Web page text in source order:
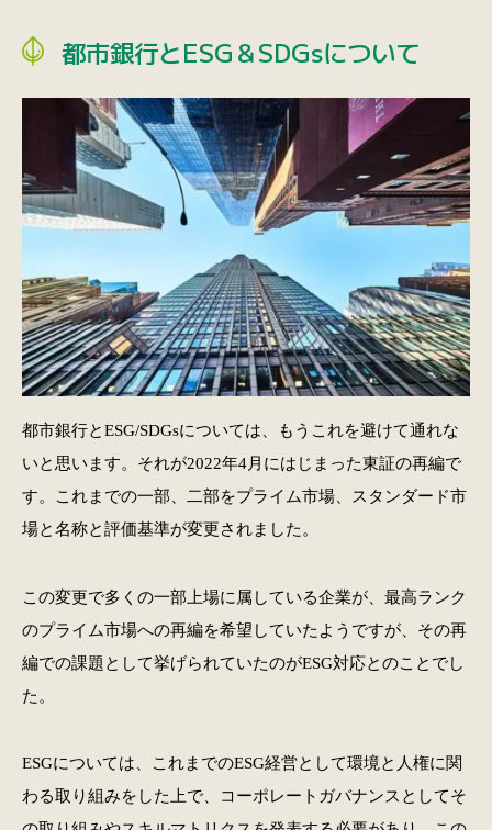
都市銀行とESG＆SDGsについて
都市銀行とESG/SDGsについては、もうこれを避けて通れな
いと思います。それが2022年4月にはじまった東証の再編で
す。これまでの一部、二部をプライム市場、スタンダード市
場と名称と評価基準が変更されました。
この変更で多くの一部上場に属している企業が、最高ランク
のプライム市場への再編を希望していたようですが、その再
編での課題として挙げられていたのがESG対応とのことでし
た。
ESGについては、これまでのESG経営として環境と人権に関
わる取り組みをした上で、コーポレートガバナンスとしてそ